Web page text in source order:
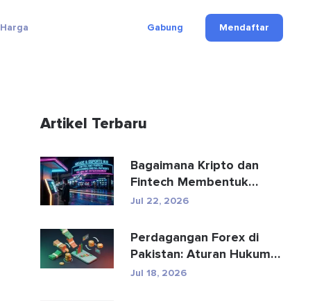
Harga Gabung Mendaftar
Artikel Terbaru
Bagaimana Kripto dan
Fintech Membentuk
Kembali Pembayaran dan
Jul 22, 2026
Perdagangan Forex di
Pakistan: Aturan Hukum,
Broker, Aplikasi Perd...
Jul 18, 2026